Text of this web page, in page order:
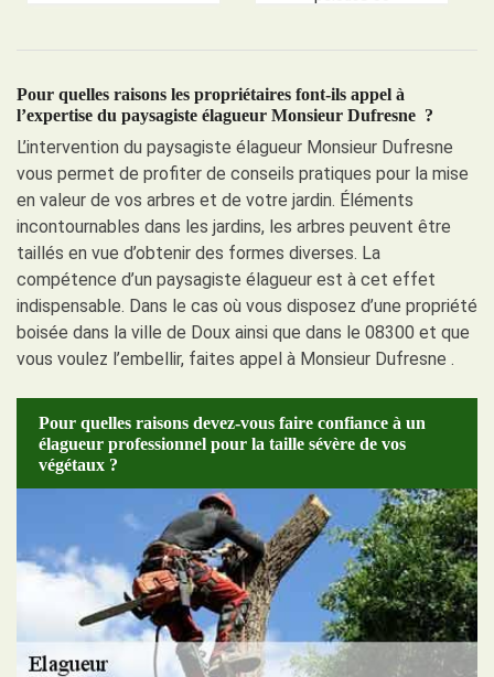
Pour quelles raisons les propriétaires font-ils appel à
l’expertise du paysagiste élagueur Monsieur Dufresne ?
L’intervention du paysagiste élagueur Monsieur Dufresne
vous permet de profiter de conseils pratiques pour la mise
en valeur de vos arbres et de votre jardin. Éléments
incontournables dans les jardins, les arbres peuvent être
taillés en vue d’obtenir des formes diverses. La
compétence d’un paysagiste élagueur est à cet effet
indispensable. Dans le cas où vous disposez d’une propriété
boisée dans la ville de Doux ainsi que dans le 08300 et que
vous voulez l’embellir, faites appel à Monsieur Dufresne .
Pour quelles raisons devez-vous faire confiance à un
élagueur professionnel pour la taille sévère de vos
végétaux ?